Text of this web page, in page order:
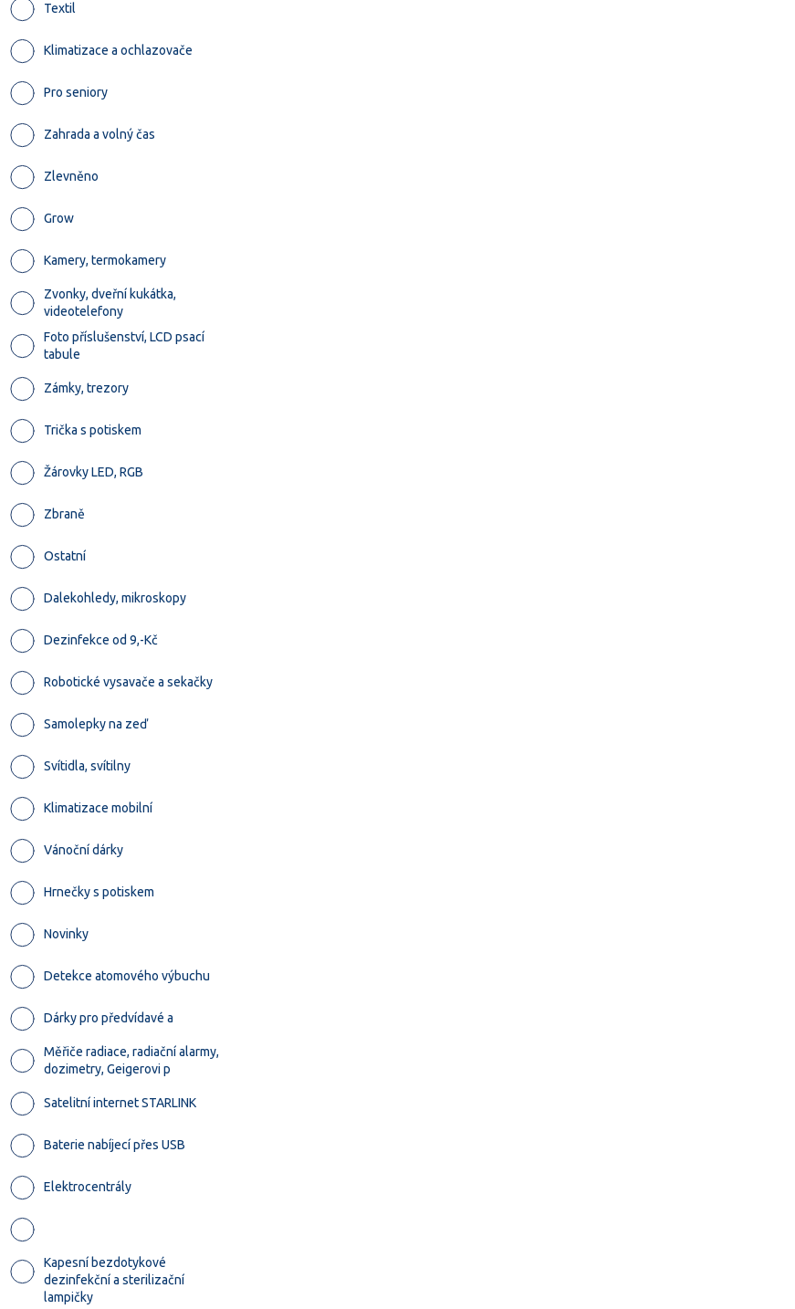
Textil
Klimatizace a ochlazovače
Pro seniory
Zahrada a volný čas
Zlevněno
Grow
Kamery, termokamery
Zvonky, dveřní kukátka,
videotelefony
Foto příslušenství, LCD psací
tabule
Zámky, trezory
Trička s potiskem
Žárovky LED, RGB
Zbraně
Ostatní
Dalekohledy, mikroskopy
Dezinfekce od 9,-Kč
Robotické vysavače a sekačky
Samolepky na zeď
Svítidla, svítilny
Klimatizace mobilní
Vánoční dárky
Hrnečky s potiskem
Novinky
Detekce atomového výbuchu
Dárky pro předvídavé a
Měřiče radiace, radiační alarmy,
dozimetry, Geigerovi p
Satelitní internet STARLINK
Baterie nabíjecí přes USB
Elektrocentrály
Kapesní bezdotykové
dezinfekční a sterilizační
lampičky